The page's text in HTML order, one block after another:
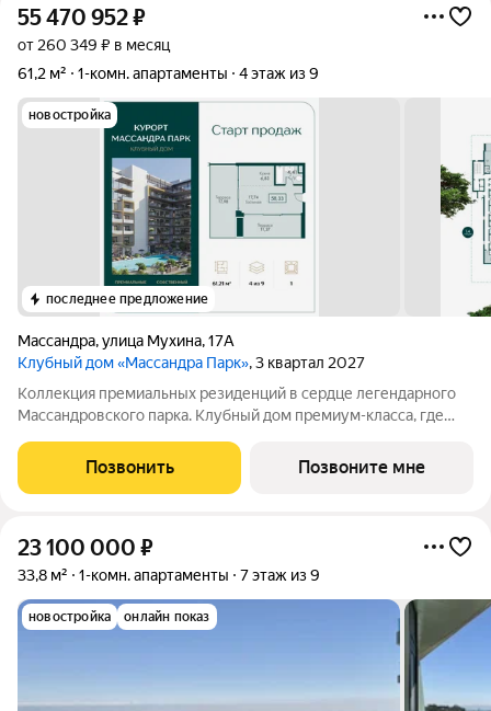
55 470 952₽
от 260 349 ₽ в месяц
61,2 м²
1-комн. апартаменты 4 этаж из 9
новостройка
последнее предложение
Массандра,улица Мухина,17А
Клубный дом «Массандра Парк», 3 квартал 2027
Коллекция премиальных резиденций в сердце легендарного
Массандровского парка. Клубный дом премиум-класса, где
пространство для жизни у моря. Здесь приватность,
панорамные виды и атмосфера курорта
Позвонить Позвоните мне
23 100 000 ₽
33,8 м² 1-комн. апартаменты 7 этаж из 9
новостройка онлайн показ